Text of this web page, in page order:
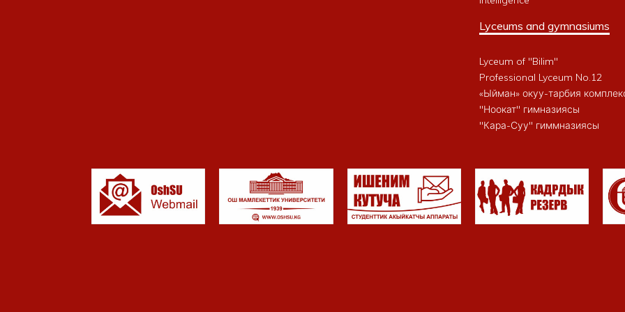
Lyceums and gymnasiums
Lyceum of "Bilim"
Professional Lyceum No.12
«Ыйман» окуу-тарбия
"Ноокат" гимназиясы
"Кара-Суу" гиммназиясы